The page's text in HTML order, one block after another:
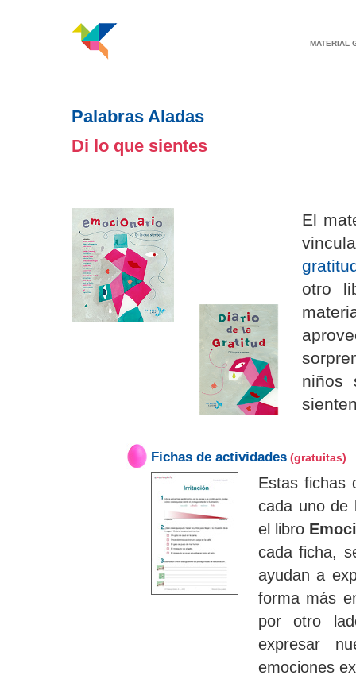
MATERIAL
Palabras Aladas
Di lo que sientes
El
otro
niños
Fichas de actividades (gratuitas)
Estas fichas
cada uno de
el libro
cada ficha,
ayudan a
forma más
por otro
expresar
emociones